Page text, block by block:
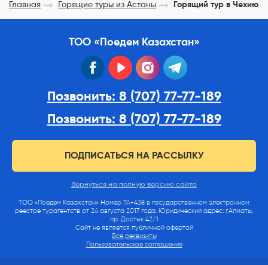
Главная Горящие туры из Астаны Горящий тур в Чехию
ТОО «Поедем Казахстан»
facebook youtube instagram
Позвонить: 8 (707) 77-77-189
Позвонить: 8 (707) 77-77-189
ПОДПИСАТЬСЯ НА РАССЫЛКУ
Вернуться на полную версию сайта
ТОО «Поедем Казахстан» Номер ТА-438 в государственном электронном
реестре турагентств от 24 августа 2017 года. Юридический адрес: г.Алматы,
пр. Достык 42/1
Сайт не является публичной офертой
Все реквизиты
Пользовательское соглашение